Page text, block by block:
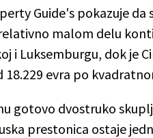
Guide's pokazuje da
malom delu
i Luksemburgu, dok je
evra po
gotovo dvostruko
prestonica ostaje